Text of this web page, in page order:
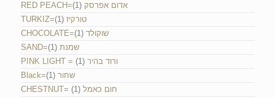
RED PEACH=אדום אפרסק (1)
TURKIZ=טורקיז (1)
CHOCOLATE=שוקולד (1)
SAND=שמנת (1)
PINK LIGHT = ורוד בהיר (1)
Black=שחור (1)
CHESTNUT= חום כאמל (1)